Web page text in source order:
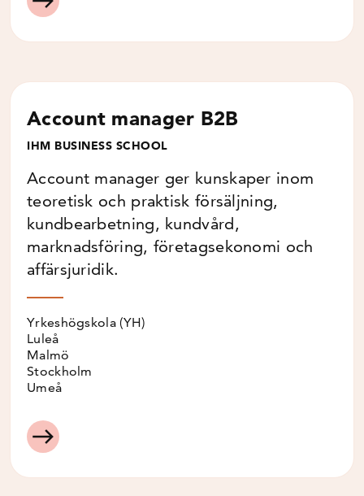
Account manager B2B
IHM BUSINESS SCHOOL
Account manager ger kunskaper inom
teoretisk och praktisk försäljning,
kundbearbetning, kundvård,
marknadsföring, företagsekonomi och
affärsjuridik.
Yrkeshögskola (YH)
Luleå
Malmö
Stockholm
Umeå